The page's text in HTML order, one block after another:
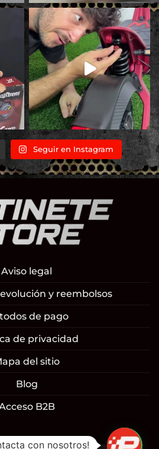
Seguir en Instagram
Aviso legal
y reembolsos
de pago
de privacidad
del sitio
Blog
B2B
con nosotros!